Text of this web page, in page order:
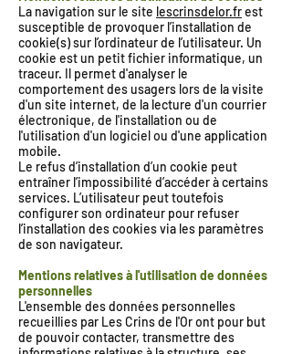
La navigation sur le site lescrinsdelor.frest
susceptible de provoquer l’installation de
cookie(s) sur l’ordinateur de l’utilisateur. Un
cookie est un petit fichier informatique, un
traceur. Il permet d'analyser le
comportement des usagers lors de la visite
d'un site internet, de la lecture d'un courrier
électronique, de l'installation ou de
l'utilisation d'un logiciel ou d'une application
mobile.
Le refus d’installation d’un cookie peut
entraîner l’impossibilité d’accéder à certains
services. L’utilisateur peut toutefois
configurer son ordinateur pour refuser
l’installation des cookies via les paramètres
de son navigateur.
Mentions relatives à l'utilisation de données
personnelles
L'ensemble des données personnelles
recueillies par Les Crins de l'Or ont pour but
de pouvoir contacter, transmettre des